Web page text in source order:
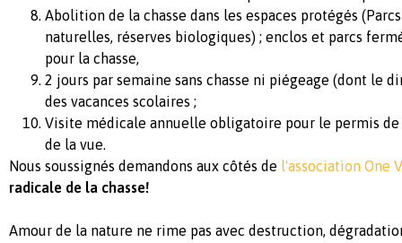
Abolition de la chasse dans les espaces protégés
naturelles, réserves biologiques) ; enclos et parcs
pour la chasse,
2 jours par semaine sans chasse ni piégeage (dont le
des vacances scolaires ;
Visite médicale annuelle obligatoire pour le permis de
de la vue.
Nous soussignés demandons aux côtés de l'association One
radicale de la chasse!
Amour de la nature ne rime pas avec destruction,